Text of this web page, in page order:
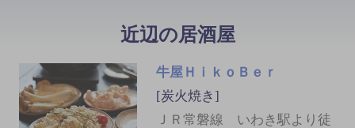
近辺の居酒屋
牛屋ＨｉｋｏＢｅｒ
[炭火焼き]
ＪＲ常磐線 いわき駅より徒